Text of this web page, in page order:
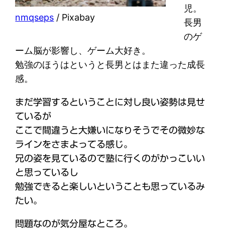
nmqseps / Pixabay
児。
長男
のゲ
ーム脳が影響し、ゲーム大好き。
勉強のほうはというと長男とはまた違った成長
感。
まだ学習するということに対し良い姿勢は見せ
ているが
ここで間違うと大嫌いになりそうでその微妙な
ラインをさまよってる感じ。
兄の姿を見ているので塾に行くのがかっこいい
と思っているし
勉強できると楽しいということも思っているみ
たい。
問題なのが気分屋なところ。